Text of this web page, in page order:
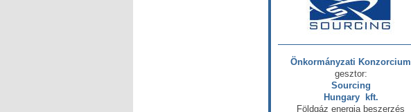
Önkormányzati Konzorcium
gesztor:
Sourcing
Hungary kft.
Földgáz energia beszerzés